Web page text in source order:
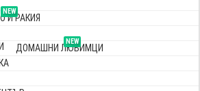
NEW
И РАКИЯ
NEW
ДОМАШНИ ЛЮБИМЦИ